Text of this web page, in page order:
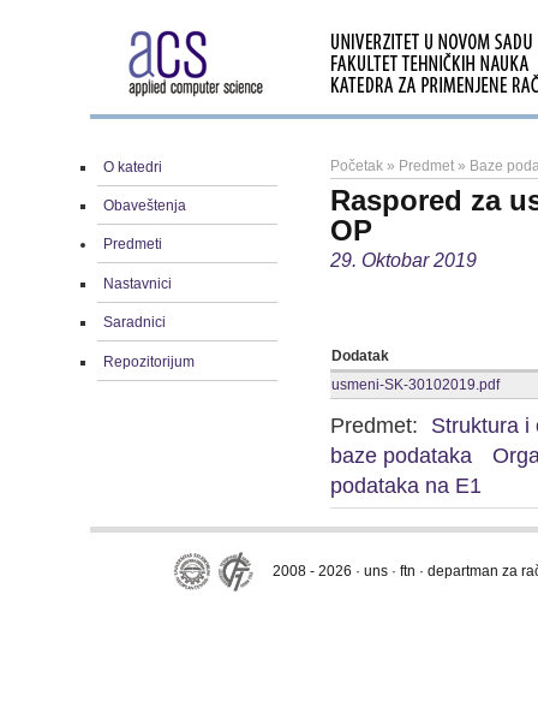
O katedri
Obaveštenja
Predmeti
Nastavnici
Saradnici
Repozitorijum
Početak » Predmet » Baze
Raspored za
OP
29. Oktobar 2019
Dodatak
usmeni-SK-30102019.pdf
Predmet:
Struktura i
baze podataka
podataka na E1
2008 - 2026 · uns · ftn · departman za